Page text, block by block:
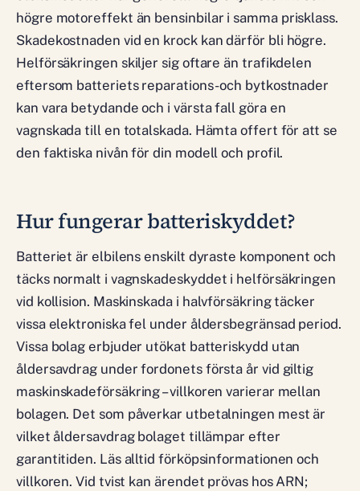
högre motoreffekt än bensinbilar i samma prisklass.
Skadekostnaden vid en krock kan därför bli högre.
Helförsäkringen skiljer sig oftare än trafikdelen
eftersom batteriets reparations- och bytkostnader
kan vara betydande och i värsta fall göra en
vagnskada till en totalskada. Hämta offert för att se
den faktiska nivån för din modell och profil.
Hur fungerar batteriskyddet?
Batteriet är elbilens enskilt dyraste komponent och
täcks normalt i vagnskadeskyddet i helförsäkringen
vid kollision. Maskinskada i halvförsäkring täcker
vissa elektroniska fel under åldersbegränsad period.
Vissa bolag erbjuder utökat batteriskydd utan
åldersavdrag under fordonets första år vid giltig
maskinskadeförsäkring – villkoren varierar mellan
bolagen. Det som påverkar utbetalningen mest är
vilket åldersavdrag bolaget tillämpar efter
garantitiden. Läs alltid förköpsinformationen och
villkoren. Vid tvist kan ärendet prövas hos ARN;